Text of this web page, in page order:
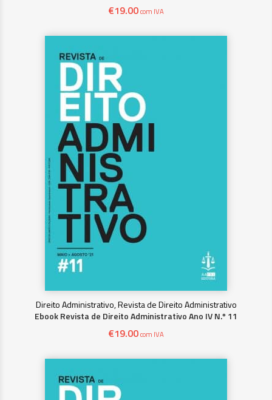
€19.00com IVA
Direito Administrativo, Revista de Direito Administrativo
Ebook Revista de Direito Administrativo Ano IV N.º 11
€19.00com IVA